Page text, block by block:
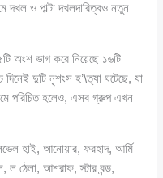
দখল ও পাল্টা দখলদারিত্বও নতুন
অংশ ভাগ করে নিয়েছে ১৬টি
দুটি নৃশংস হ’\ত্যা ঘটেছে, যা
পরিচিত হলেও, এসব গ্রুপ এখন
হাই, আনোয়ার, ফরহাদ, আর্মি
ল ঠেলা, আশরাফ, স্টার বন্ড,